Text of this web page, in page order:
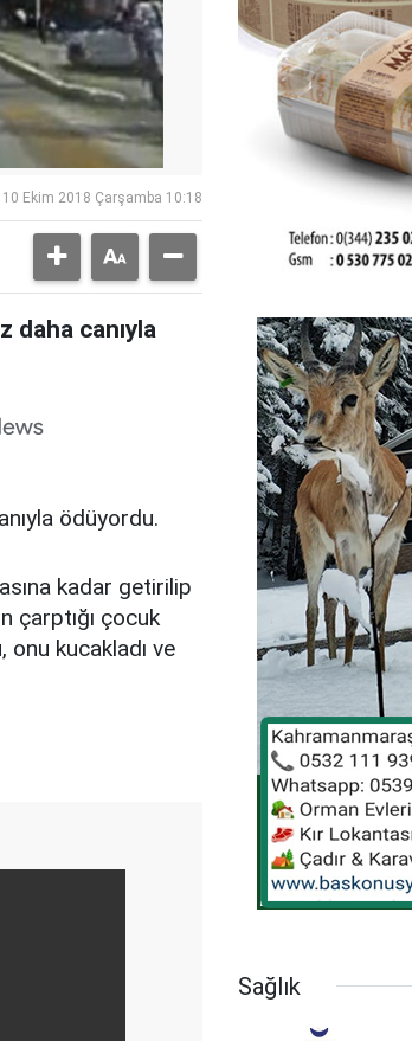
10 Ekim 2018 Çarşamba 10:18
daha canıyla
ödüyordu.
kadar getirilip
çarptığı çocuk
onu kucakladı ve
Sağlık